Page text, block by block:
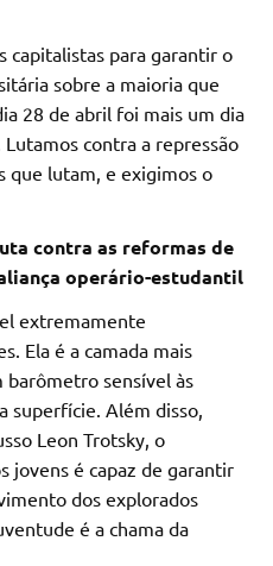
capitalistas para garantir o
sobre a maioria que
28 de abril foi mais um dia
contra a repressão
que lutam, e exigimos o
contra as reformas de
operário-estudantil
extremamente
Ela é a camada mais
barômetro sensível às
superfície. Além disso,
Leon Trotsky, o
jovens é capaz de garantir
dos explorados
é a chama da